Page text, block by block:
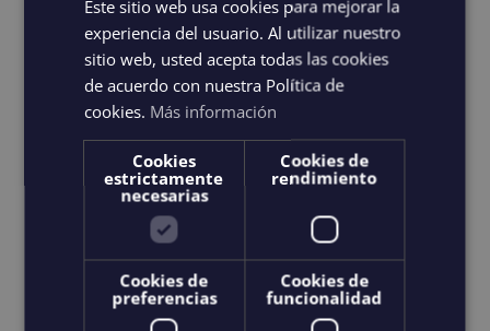
Choix des options
produit
a
plusieurs
variations.
Les
options
peuvent
être
Details
Este sitio web usa cookies para mejorar la
experiencia del usuario. Al utilizar nuestro
sitio web, usted acepta todas las cookies
de acuerdo con nuestra Política de
cookies. Más información
Cookies
estrictamente
necesarias
Cookies de
rendimiento
Cookies de
preferencias
Cookies de
funcionalidad